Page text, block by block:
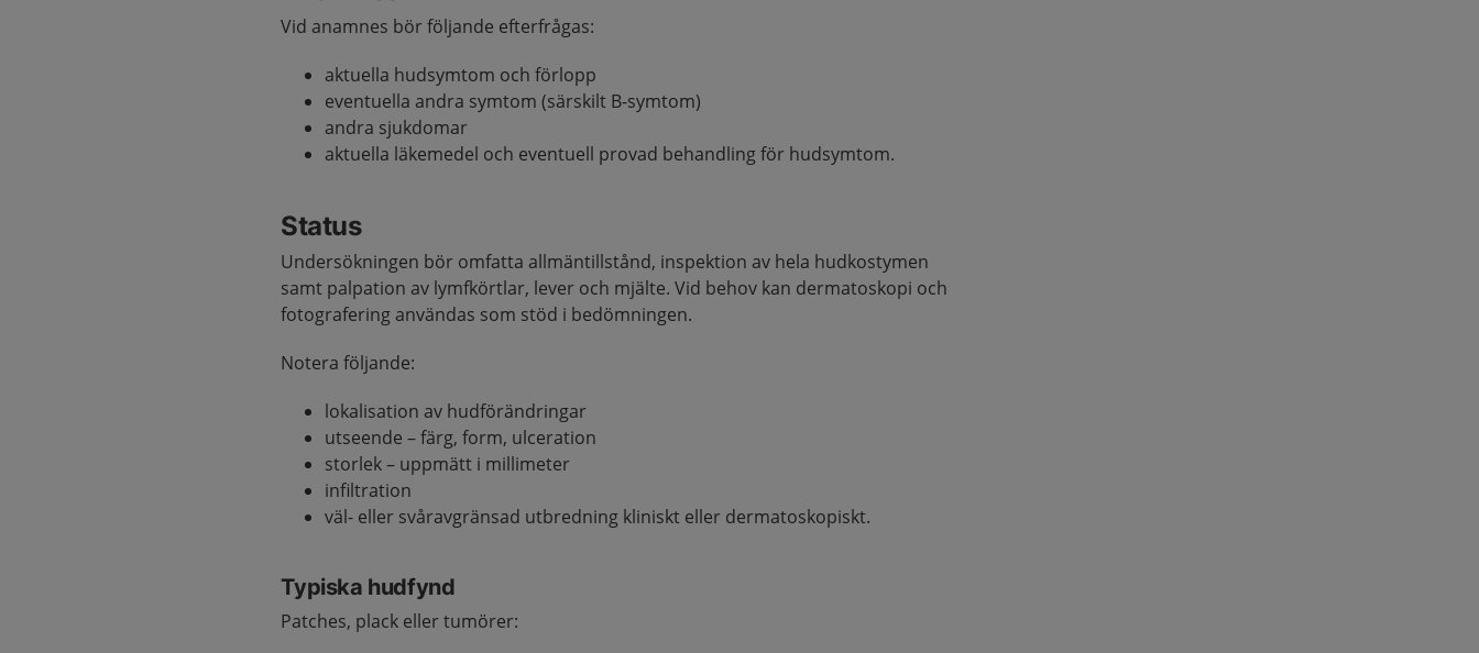
Vid anamnes bör följande efterfrågas:
aktuella hudsymtom och förlopp
eventuella andra symtom (särskilt B-symtom)
andra sjukdomar
aktuella läkemedel och eventuell provad behandling för hudsymtom.
Status
Undersökningen bör omfatta allmäntillstånd, inspektion av hela hudkostymen
samt palpation av lymfkörtlar, lever och mjälte. Vid behov kan dermatoskopi och
fotografering användas som stöd i bedömningen.
Notera följande:
lokalisation av hudförändringar
utseende – färg, form, ulceration
storlek – uppmätt i millimeter
infiltration
väl- eller svåravgränsad utbredning kliniskt eller dermatoskopiskt.
Typiska hudfynd
Patches, plack eller tumörer: